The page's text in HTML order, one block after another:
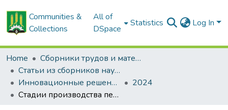
Communities &
Collections
All of
DSpace
Statistics Log In
Home
Сборники трудов и материалов конференций
Статьи из сборников научных трудов
Инновационные решения в технологиях и механизации сельскохозяйственного производства
2024
Стадии производства пеллет из растительных остатков